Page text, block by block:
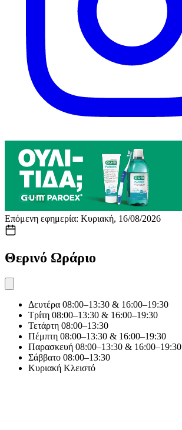
Επόμενη εφημερία: Κυριακή, 16/08/2026
Θερινό Ωράριο
Δευτέρα 08:00–13:30 & 16:00–19:30
Τρίτη 08:00–13:30 & 16:00–19:30
Τετάρτη 08:00–13:30
Πέμπτη 08:00–13:30 & 16:00–19:30
Παρασκευή 08:00–13:30 & 16:00–19:30
Σάββατο 08:00–13:30
Κυριακή Κλειστό